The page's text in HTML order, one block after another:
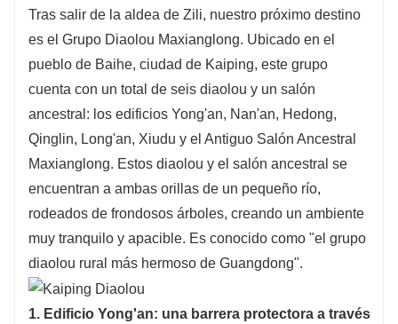
Tras salir de la aldea de Zili, nuestro próximo destino
es el Grupo Diaolou Maxianglong. Ubicado en el
pueblo de Baihe, ciudad de Kaiping, este grupo
cuenta con un total de seis diaolou y un salón
ancestral: los edificios Yong'an, Nan'an, Hedong,
Qinglin, Long'an, Xiudu y el Antiguo Salón Ancestral
Maxianglong. Estos diaolou y el salón ancestral se
encuentran a ambas orillas de un pequeño río,
rodeados de frondosos árboles, creando un ambiente
muy tranquilo y apacible. Es conocido como "el grupo
diaolou rural más hermoso de Guangdong".
1. Edificio Yong'an: una barrera protectora a través